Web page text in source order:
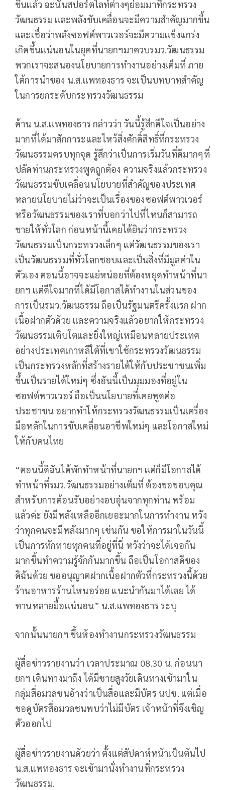
ขึ้นแล้ว ฉะนั้นสปอร์ตไลท์ต่างๆย่อมมาที่กระทรวง
วัฒนธรรม และพลังขับเคลื่อนจะมีความสำคัญมากขึ้น
และเชื่อว่าพลังซอฟต์พาวเวอร์จะมีความแข็งแกร่ง
เกิดขึ้นแน่นอนในยุคที่นายกฯมาควบรมว.วัฒนธรรม
พวกเราจะสนองนโยบายการทำงานอย่างเต็มที่ ภาย
ใต้การนำของ น.ส.แพทองธาร จะเป็นบทบาทสำคัญ
ในการยกระดับกระทรวงวัฒนธรรม
ด้าน น.ส.แพทองธาร กล่าวว่า วันนี้รู้สึกดีใจเป็นอย่าง
มากที่ได้มาสักการะและไหว้สิ่งศักดิ์สิทธิ์ที่กระทรวง
วัฒนธรรมครบทุกจุด รู้สึกว่าเป็นการเริ่มวันที่ดีมากๆที่
ปลัดท่านกระทรวงพูดถูกต้อง ความจริงแล้วกระทรวง
วัฒนธรรมขับเคลื่อนนโยบายที่สำคัญของประเทศ
หลายนโยบายไม่ว่าจะเป็นเรื่องของซอฟต์พาวเวอร์
หรือวัฒนธรรมของเราที่บอกว่าไปที่ไหนก็สามารถ
ขายให้ทั่วโลก ก่อนหน้านี้เคยได้ยินว่ากระทรวง
วัฒนธรรมเป็นกระทรวงเล็กๆ แต่วัฒนธรรมของเรา
เป็นวัฒนธรรมที่ทั่วโลกชอบและเป็นสิ่งที่มีมูลค่าใน
ตัวเอง ตอนนี้อาจจะแย่หน่อยที่ต้องหยุดทำหน้าที่นา
ยกฯ แต่ดีใจมากที่ได้มีโอกาสได้ทำงานในส่วนของ
การเป็นรมว.วัฒนธรรม ถือเป็นรัฐมนตรีครั้งแรก ฝาก
เนื้อฝากตัวด้วย และความจริงแล้วอยากให้กระทรวง
วัฒนธรรมเติบโตและยิ่งใหญ่เหมือนหลายประเทศ
อย่างประเทศเกาหลีใต้ที่เขาใช้กระทรวงวัฒนธรรม
เป็นกระทรวงหลักที่สร้างรายได้ให้กับประชาชนเพิ่ม
ขึ้นเป็นรายได้ใหม่ๆ ซึ่งอันนี้เป็นมุมมองที่อยู่ใน
ซอฟต์พาวเวอร์ ถือเป็นนโยบายที่เคยพูดต่อ
ประชาชน อยากทำให้กระทรวงวัฒนธรรมเป็นเครื่อง
มือหลักในการขับเคลื่อนอาชีพใหม่ๆ และโอกาสใหม่
ให้กับคนไทย
“ตอนนี้ดิฉันได้พักทำหน้าที่นายกฯ แต่ก็มีโอกาสได้
ทำหน้าที่รมว.วัฒนธรรมอย่างเต็มที่ ต้องขอขอบคุณ
สำหรับการต้อนรับอย่างอบอุ่นจากทุกท่าน พร้อม
แล้วค่ะ ยังมีพลังเหลืออีกเยอะมากในการทำงาน หวัง
ว่าทุกคนจะมีพลังมากๆ เช่นกัน ขอให้การมาในวันนี้
เป็นการทักทายทุกคนที่อยู่ที่นี่ หวังว่าจะได้เจอกัน
มากขึ้นทำความรู้จักกันมากขึ้น ถือเป็นโอกาสดีของ
ดิฉันด้วย ขออนุญาตฝากเนื้อฝากตัวที่กระทรวงนี้ด้วย
ร้านอาหารร้านไหนอร่อย แนะนำกันมาได้เลย ได้
ทานหลายมื้อแน่นอน” น.ส.แพทองธาร ระบุ
จากนั้นนายกฯ ขึ้นห้องทำงานกระทรวงวัฒนธรรม
ผู้สื่อข่าวรายงานว่า เวลาประมาณ 08.30 น. ก่อนนา
ยกฯ เดินทางมาถึง ได้มีชายสูงวัยเดินทางเข้ามาใน
กลุ่มสื่อมวลชนอ้างว่าเป็นสื่อและมีบัตร นปช. แต่เมื่อ
ขอดูบัตรสื่อมวลชนพบว่าไม่มีบัตร เจ้าหน้าที่จึงเชิญ
ตัวออกไป
ผู้สื่อข่าวรายงานด้วยว่า ตั้งแต่สัปดาห์หน้าเป็นต้นไป
น.ส.แพทองธาร จะเข้ามานั่งทำงานที่กระทรวง
วัฒนธรรม.